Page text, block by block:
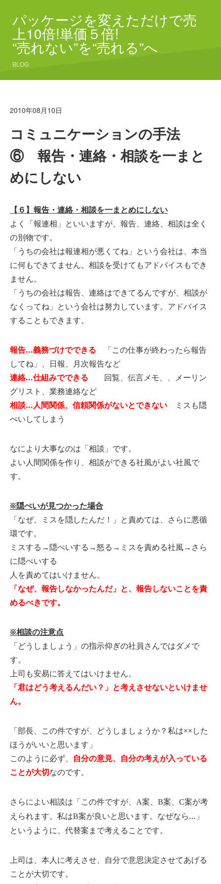
パッケージを変えただけで売
上10倍!単価５倍!
“売れない”を“売れる”へ
BLOG
2010年08月10日
コミュニケーションの手法
⑥ 報告・連絡・相談を一まと
めにしない
【６】報告・連絡・相談を一まとめにしない
よく「報連相」といいますが、報告、連絡、相談は全く
の別物です。
「うちの会社は報連相が悪くてね」という会社は、本当
に何もできてません。相談を受けてもアドバイスもでき
ません。
「うちの会社は報告、連絡はできてるんですが、相談が
なくってね」という会社は努力しています。アドバイス
することもできます。
報告…義務づけでできる 「この仕事が終わったら報告
してね」、日報、月次報告など
連絡…仕組みでできる 回覧、伝言メモ、、メーリン
グリスト、業務連絡など
相談…人間関係、信頼関係がないとできない ミスも隠
ぺいしてしまう
なにより大事なのは「相談」です。
よい人間関係を作り、相談ができる社風がよい社風で
す。
※隠ぺいが見つかった場合
「なぜ、ミスを隠したんだ！」と責めては、さらに悪循
環です。
ミスする→隠ぺいする→怒る→ミスを責める社風→さら
に隠ぺいする
人を責めてはいけません。
「なぜ、報告しなかったんだ」と、報告しないことを責
めるべきです。
※相談の注意点
「どうしましょう」の指示仰ぎの社員さんではダメで
す。
上司も安易に答えてはいけません。
「君はどう考えるんだい？」と考えさせないといけませ
ん。
「部長、この件ですが、どうしましょうか？私は××した
ほうがいいと思います」
このように必ず、 自分の意見、自分の考えが入っている
ことが大切なのです。
さらによい相談は「この件ですが、 A案、 B案、 C案が考
えられます。私はB案が良いと思います。なぜなら…」
というように、代替案まで考えることです。
上司は、本人に考えさせ、自分で意思決定させてあげる
ことが大切です。